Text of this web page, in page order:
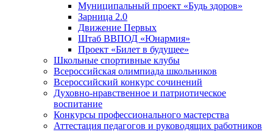
Муниципальный проект «Будь здоров»
Зарница 2.0
Движение Первых
Штаб ВВПОД «Юнармия»
Проект «Билет в будущее»
Школьные спортивные клубы
Всероссийская олимпиада школьников
Всероссийский конкурс сочинений
Духовно-нравственное и патриотическое
воспитание
Конкурсы профессионального мастерства
Аттестация педагогов и руководящих работников